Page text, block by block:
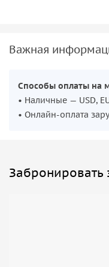
Важная
Способы оплаты на
• Наличные — USD,
• Онлайн-оплата
Забронировать